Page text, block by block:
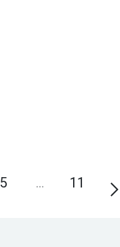
5 … 11